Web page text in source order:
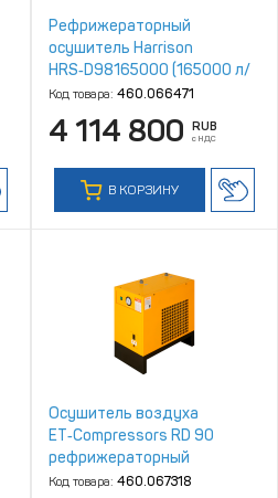
Рефрижераторный
осушитель Harrison
HRS‑D98165000 (165000 л/
мин, 4‑16 бар)
Код товара: 460.066471
4 114 800 RUB
с НДС
В КОРЗИНУ
Осушитель воздуха
ET‑Compressors RD 90
рефрижераторный
Код товара: 460.067318